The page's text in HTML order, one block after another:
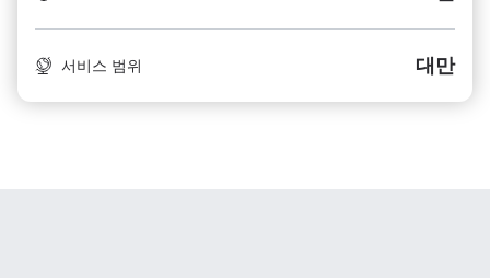
서비스 범위 대만